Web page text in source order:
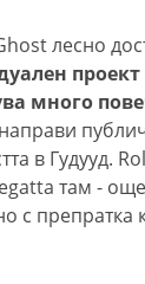
лесно
проект
много
в Гудууд.
там -
с препратка